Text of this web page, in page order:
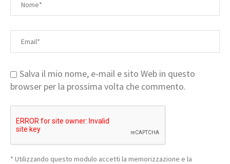
Salva il mio nome, e-mail e sito Web in questo
browser per la prossima volta che commento.
* Utilizzando questo modulo accetti la memorizzazione e la